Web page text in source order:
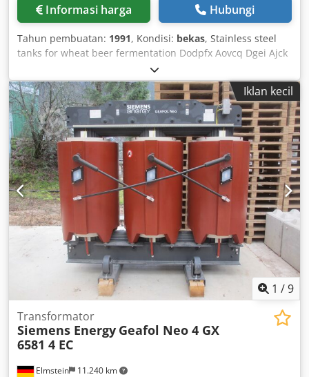
Informasi harga Hubungi
Tahun pembuatan: 1991, Kondisi: bekas, Stainless steel
tanks for wheat beer fermentation Dodpfx Aovcq Dgei Ajck
Total gross capacity: 465 hl Equipment: 2 upright tanks (1 x
approx. 150 hl, 1 x approx. 160 hl), 1 horizontal tank (155
hl), 1 mobile yeast vessel, independent temperature
control system
Iklan kecil
1 /9
Elmstein 11.240 km
Transformator
Siemens Energy Geafol Neo 4 GX
6581 4 EC